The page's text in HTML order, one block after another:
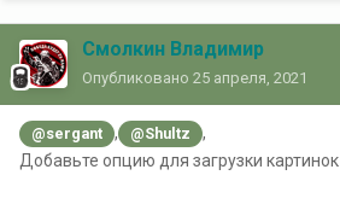
Смолкин Владимир
Опубликовано 25 апреля, 2021
@sergant , @Shultz
,
Добавьте опцию для загрузки картинок